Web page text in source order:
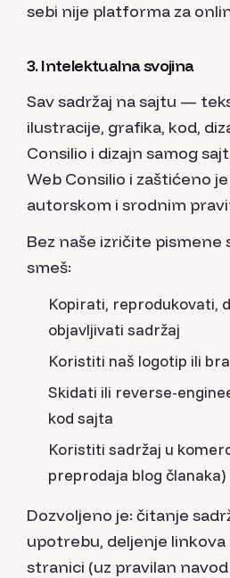
sebi nije platforma za
3. Intelektualna svojina
Sav sadržaj na sajtu —
ilustracije, grafika, kod,
Consilio i dizajn samog
Web Consilio i zaštićeno
autorskom i srodnim
Bez naše izričite pismene
smeš:
Kopirati, reprodukovati,
objavljivati sadržaj
Koristiti naš logotip ili
Skidati ili reverse-
kod sajta
Koristiti sadržaj u
preprodaja blog članaka)
Dozvoljeno je: čitanje
upotrebu, deljenje linkova
stranici (uz pravilan